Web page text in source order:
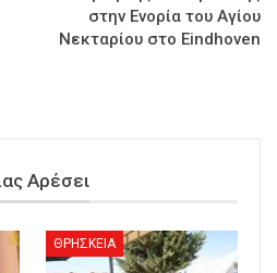
στην Ενορία του Αγίου
Νεκταρίου στο Eindhoven
Αρέσει
ΘΡΗΣΚΕΙΑ